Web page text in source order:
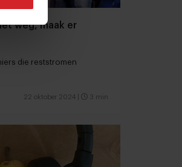
weg, maak er
die reststromen
22 oktober 2024 3 min